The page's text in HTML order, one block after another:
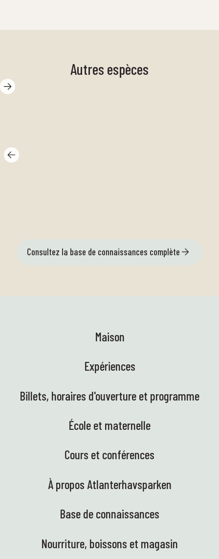
Autres espèces
Consultez la base de connaissances complète
Maison
Expériences
Billets, horaires d'ouverture et programme
École et maternelle
Cours et conférences
À propos Atlanterhavsparken
Base de connaissances
Nourriture, boissons et magasin